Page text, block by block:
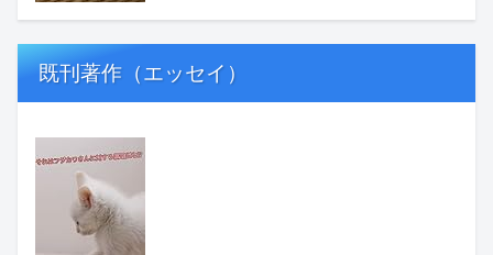
既刊著作（エッセイ）